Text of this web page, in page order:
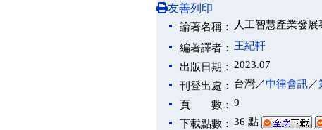
友善列印
論著名稱： 人工智慧產業發
編著譯者： 王紀軒
出版日期： 2023.07
刊登出處： 台灣／中律會訊／
頁 數： 9
下載點數： 36 點